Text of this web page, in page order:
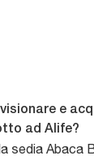
e
ad Alife?
sedia Abaca